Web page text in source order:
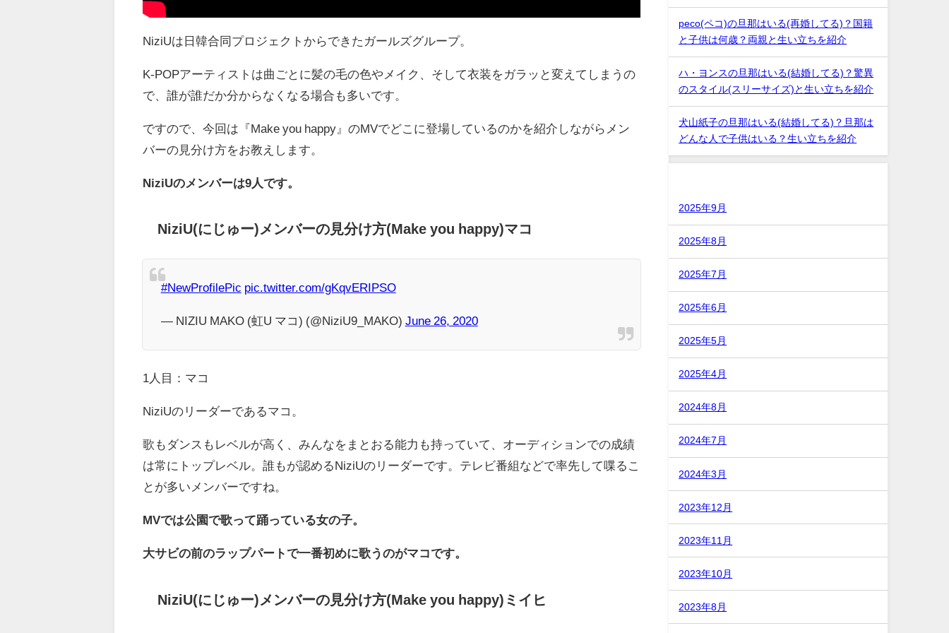
NiziUは日韓合同プロジェクトからできたガールズグループ。
K-POPアーティストは曲ごとに髪の毛の色やメイク、そして衣装をガラッと変えてしまうの
で、誰が誰だか分からなくなる場合も多いです。
ですので、今回は『Make you happy』のMVでどこに登場しているのかを紹介しながらメン
バーの見分け方をお教えします。
NiziUのメンバーは9人です。
NiziU(にじゅー)メンバーの見分け方(Make you happy)マコ
#NewProfilePic pic.twitter.com/gKqvERIPSO
— NIZIU MAKO (虹U マコ) (@NiziU9_MAKO) June 26, 2020
1人目：マコ
NiziUのリーダーであるマコ。
歌もダンスもレベルが高く、みんなをまとおる能力も持っていて、オーディションでの成績
は常にトップレベル。誰もが認めるNiziUのリーダーです。テレビ番組などで率先して喋るこ
とが多いメンバーですね。
MVでは公園で歌って踊っている女の子。
大サビの前のラップパートで一番初めに歌うのがマコです。
NiziU(にじゅー)メンバーの見分け方(Make you happy)ミイヒ
peco(ペコ)の旦那はいる(再婚してる)？国籍
と子供は何歳？両親と生い立ちを紹介
ハ・ヨンスの旦那はいる(結婚してる)？驚異
のスタイル(スリーサイズ)と生い立ちを紹介
犬山紙子の旦那はいる(結婚してる)？旦那は
どんな人で子供はいる？生い立ちを紹介
2025年9月
2025年8月
2025年7月
2025年6月
2025年5月
2025年4月
2024年8月
2024年7月
2024年3月
2023年12月
2023年11月
2023年10月
2023年8月